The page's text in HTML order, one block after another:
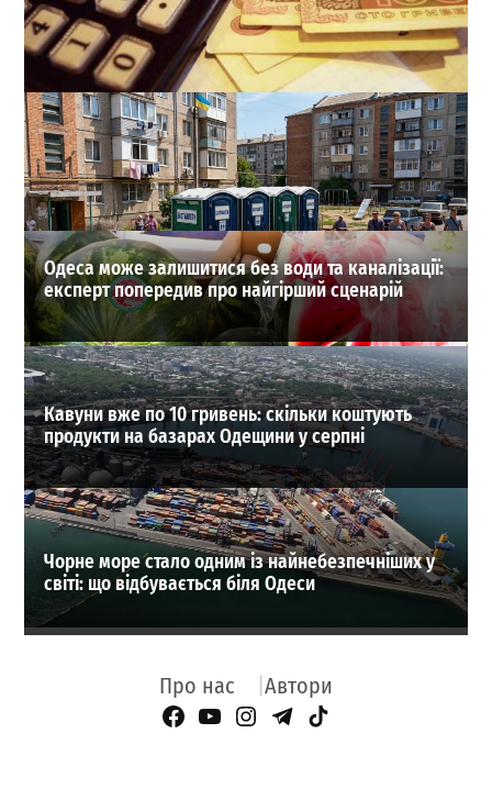
Роки роботи в Європі можуть зарахувати до пенсії: що
потрібно зробити одеситам
0
03-08-2026 в 20:23
ВИБІР РЕДАКЦІЇ
Одеса може залишитися без води та каналізації:
експерт попередив про найгірший сценарій
Кавуни вже по 10 гривень: скільки коштують
продукти на базарах Одещини у серпні
Чорне море стало одним із найнебезпечніших у
світі: що відбувається біля Одеси
Про нас Автори
Facebook Page
YouTube
Instagram
Telegram
TikTok